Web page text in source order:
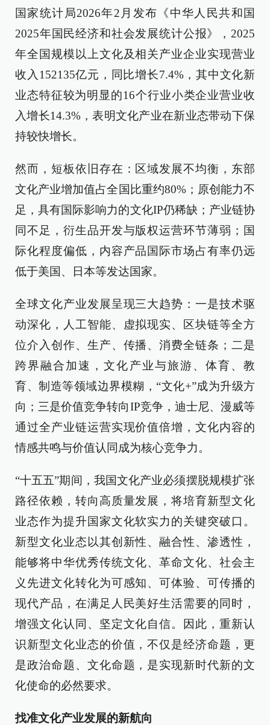
国家统计局2026年2月发布《中华人民共和国
2025年国民经济和社会发展统计公报》，2025
年全国规模以上文化及相关产业企业实现营业
收入152135亿元，同比增长7.4%，其中文化新
业态特征较为明显的16个行业小类企业营业收
入增长14.3%，表明文化产业在新业态带动下保
持较快增长。
然而，短板依旧存在：区域发展不均衡，东部
文化产业增加值占全国比重约80%；原创能力不
足，具有国际影响力的文化IP仍稀缺；产业链协
同不足，衍生品开发与版权运营环节薄弱；国
际化程度偏低，内容产品国际市场占有率仍远
低于美国、日本等发达国家。
全球文化产业发展呈现三大趋势：一是技术驱
动深化，人工智能、虚拟现实、区块链等全方
位介入创作、生产、传播、消费全链条；二是
跨界融合加速，文化产业与旅游、体育、教
育、制造等领域边界模糊，“文化+”成为升级方
向；三是价值竞争转向IP竞争，迪士尼、漫威等
通过全产业链运营实现价值倍增，文化内容的
情感共鸣与价值认同成为核心竞争力。
“十五五”期间，我国文化产业必须摆脱规模扩张
路径依赖，转向高质量发展，将培育新型文化
业态作为提升国家文化软实力的关键突破口。
新型文化业态以其创新性、融合性、渗透性，
能够将中华优秀传统文化、革命文化、社会主
义先进文化转化为可感知、可体验、可传播的
现代产品，在满足人民美好生活需要的同时，
增强文化认同、坚定文化自信。因此，重新认
识新型文化业态的价值，不仅是经济命题，更
是政治命题、文化命题，是实现新时代新的文
化使命的必然要求。
找准文化产业发展的新航向